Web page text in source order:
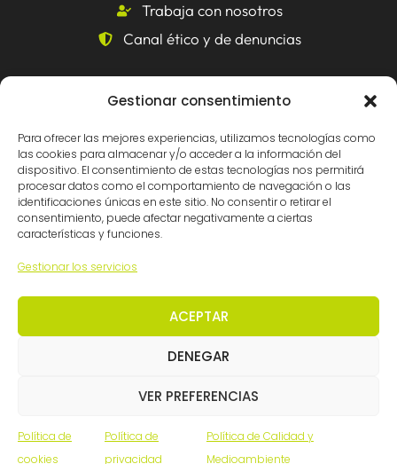
Gestionar consentimiento
Para ofrecer las mejores experiencias, utilizamos tecnologías como
las cookies para almacenar y/o acceder a la información del
dispositivo. El consentimiento de estas tecnologías nos permitirá
procesar datos como el comportamiento de navegación o las
identificaciones únicas en este sitio. No consentir o retirar el
consentimiento, puede afectar negativamente a ciertas
características y funciones.
Gestionar los servicios
ACEPTAR
DENEGAR
VER PREFERENCIAS
Política de
cookies
Política de
privacidad
Política de Calidad y
Medioambiente
Trabaja con nosotros
Canal ético y de denuncias
Certificaciones
© Ingemation Ingeniería 2026 • Todos los derechos
Inicianet